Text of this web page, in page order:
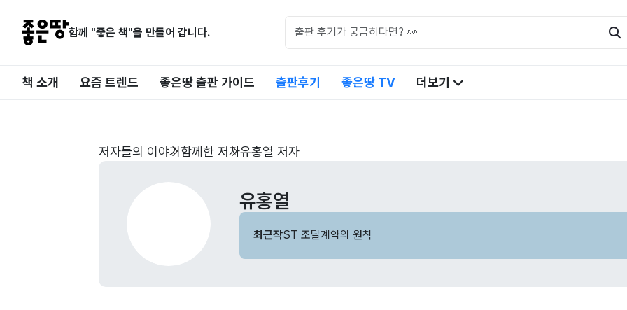
함께 "좋은 책"을 만들어 갑니다.
책 소개 요즘 트렌드 좋은땅 출판 가이드 출판후기 좋은땅 TV 더보기
저자들의 이야기 함께한 저자유홍열 저자
유홍열
최근작ST 조달계약의 원칙